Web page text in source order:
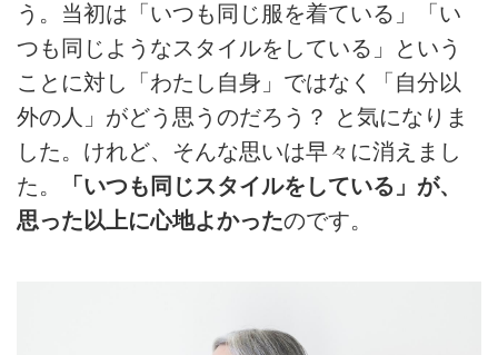
う。当初は「いつも同じ服を着ている」「い
つも同じようなスタイルをしている」という
ことに対し「わたし自身」ではなく「⾃分以
外の⼈」がどう思うのだろう？ と気になりま
した。けれど、そんな思いは早々に消えまし
た。
「いつも同じスタイルをしている」が、
思った以上に⼼地よかったのです。